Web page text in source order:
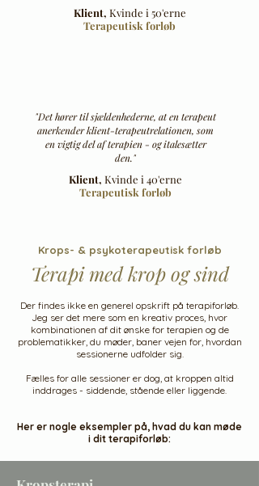
Klient, Kvinde i 50'erne
Terapeutisk forløb​
"Det hører til sjældenhederne, at en terapeut
anerkender klient-terapeutrelationen, som
en vigtig del af terapien - og italesætter
den."
Klient, Kvinde i 40'erne
Terapeutisk forløb​
Krops- & psykoterapeutisk forløb
Terapi med krop og sind
Der findes ikke en generel opskrift på terapiforløb.
Jeg ser det mere som en kreativ proces, hvor
kombinationen af dit ønske for terapien og de
problematikker, du møder, baner vejen for, hvordan
sessionerne udfolder sig.
Fælles for alle sessioner er dog, at kroppen altid
inddrages - siddende, stående eller liggende.
Her er nogle eksempler på, hvad du kan møde
i dit terapiforløb: